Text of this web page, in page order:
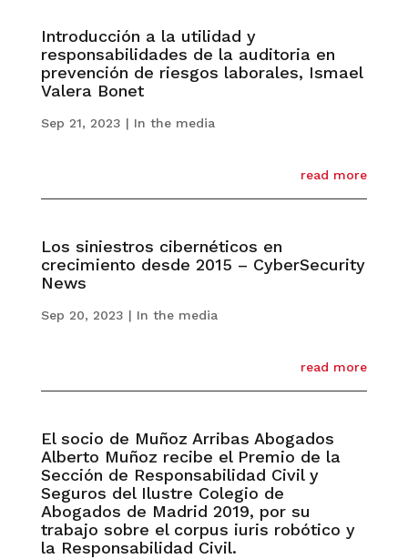
Introducción a la utilidad y
responsabilidades de la auditoria en
prevención de riesgos laborales, Ismael
Valera Bonet
Sep 21, 2023 | In the media
read more
Los siniestros cibernéticos en
crecimiento desde 2015 – CyberSecurity
News
Sep 20, 2023 | In the media
read more
El socio de Muñoz Arribas Abogados
Alberto Muñoz recibe el Premio de la
Sección de Responsabilidad Civil y
Seguros del Ilustre Colegio de
Abogados de Madrid 2019, por su
trabajo sobre el corpus iuris robótico y
la Responsabilidad Civil.